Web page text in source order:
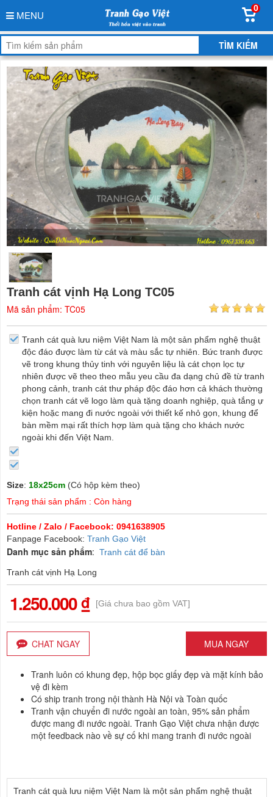
MENU
0
Tranh cát vịnh Hạ Long TC05
Mã sản phẩm: TC05
Tranh cát quà lưu niệm Việt Nam là một sản phẩm nghệ thuật
độc đáo được làm từ cát và màu sắc tự nhiên. Bức tranh được
vẽ trong khung thủy tinh với nguyên liệu là cát chọn lọc tự
nhiên được vẽ theo theo mẫu yeu cầu đa dạng chủ đề từ tranh
phong cảnh, tranh cát thư pháp độc đáo hơn cả khách thường
chọn tranh cát vẽ logo làm quà tặng doanh nghiệp, quà tắng ự
kiện hoặc mang đi nước ngoài với thiết kế nhỏ gọn, khung để
bàn mềm mại rất thích hợp làm quà tặng cho khách nước
ngoài khi đến Việt Nam.
Size: 18x25cm (Có hộp kèm theo)
Trạng thái sản phẩm : Còn hàng
Hotline / Zalo / Facebook: 0941638905
Fanpage Facebook: Tranh Gạo Việt
Danh mục sản phẩm: Tranh cát để bàn
Tranh cát vịnh Hạ Long
1.250.000 ₫ [Giá chưa bao gồm VAT]
CHAT NGAY MUA NGAY
Tranh luôn có khung đẹp, hộp bọc giấy đẹp và mặt kính bảo
vệ đi kèm
Có ship tranh trong nội thành Hà Nội và Toàn quốc
Tranh vận chuyển đi nước ngoài an toàn, 95% sản phẩm
được mang đi nước ngoài. Tranh Gạo Việt chưa nhận được
một feedback nào về sự cố khi mang tranh đi nước ngoài
Tranh cát quà lưu niệm Việt Nam là một sản phẩm nghệ thuật